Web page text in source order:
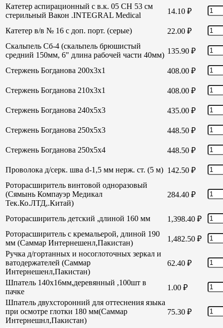
Катетер аспирационный с в.к. 05 СН 53 см
стерильный Вакон .INTEGRAL Medical
14.10 ₽
Катетер в/в № 16 с доп. порт. (серые) 22.00 ₽
Скальпель Сб-4 (скальпель брюшистый
средний 150мм, 6" длина рабочей части 40мм) 135.90 ₽
Стержень Богданова 200х3х1 408.00 ₽
Стержень Богданова 210х3х1 408.00 ₽
Стержень Богданова 240х5х3 435.00 ₽
Стержень Богданова 250х5х3 448.50 ₽
Стержень Богданова 250х5х4 448.50 ₽
Проволока д/серк. шва d-1,5 мм нерж. ст. (5 м) 142.50 ₽
Роторасширитель винтовой одноразовый
(Сямынь Компауэр Медикал
Тек.Ко.ЛТД,.Китай)
284.40 ₽
Роторасширитель детский ,длиной 160 мм 1,398.40 ₽
Роторасширитель с кремальерой, длиной 190
мм (Саммар Интернешенл,Пакистан)
1,482.50 ₽
Ручка д/гортанных и носоглоточных зеркал и
ватодержателей (Саммар
Интернешенл,Пакистан)
62.40 ₽
Шпатель 140х16мм,деревянный ,100шт в
пачке
1.00 ₽
Шпатель двухсторонний для оттеснения языка
при осмотре глотки 180 мм(Саммар
Интернешнл,Пакистан)
75.30 ₽